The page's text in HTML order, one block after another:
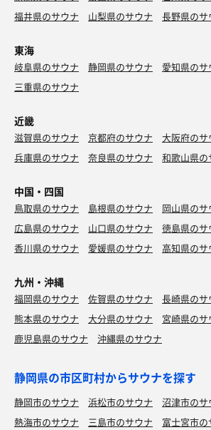
福井県のサウナ
山梨県のサウナ 長野県のサ
東海
岐阜県のサウナ 静岡県のサウナ
愛知県のサ
三重県のサウナ
近畿
滋賀県のサウナ 京都府のサウナ
大阪府のサ
兵庫県のサウナ
奈良県のサウナ 和歌山県の
中国・四国
鳥取県のサウナ 島根県のサウナ
岡山県のサ
広島県のサウナ
山口県のサウナ
徳島県のサ
香川県のサウナ
愛媛県のサウナ 高知県のサ
九州・沖縄
福岡県のサウナ 佐賀県のサウナ
長崎県のサ
熊本県のサウナ
大分県のサウナ
宮崎県のサ
鹿児島県のサウナ
沖縄県のサウナ
静岡県の市区町村からサウナを探す
静岡市のサウナ 浜松市のサウナ
沼津市のサ
熱海市のサウナ
三島市のサウナ
富士宮市の